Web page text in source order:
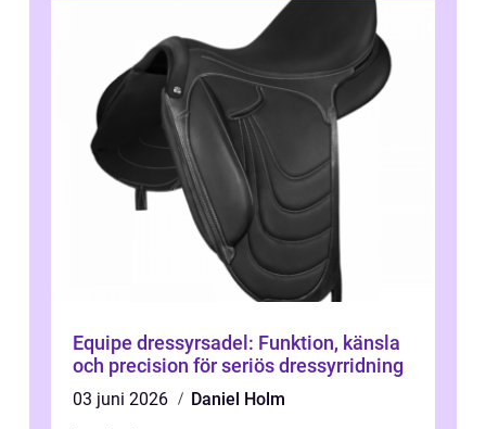
Equipe dressyrsadel: Funktion, känsla
och precision för seriös dressyrridning
03 juni 2026
Daniel Holm